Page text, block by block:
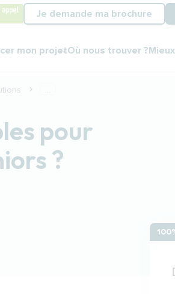
Je demande ma brochure
mon projetOù nous trouver ?
...
pour
?